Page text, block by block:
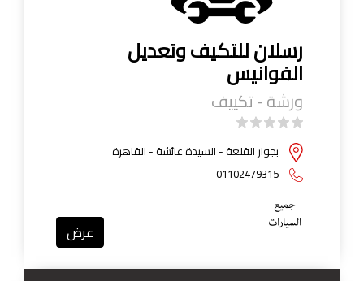
رسلان للتكيف وتعديل
الفوانيس
ورشة - تكييف
بجوار القلعة - السيدة عائشة - القاهرة
01102479315
عرض